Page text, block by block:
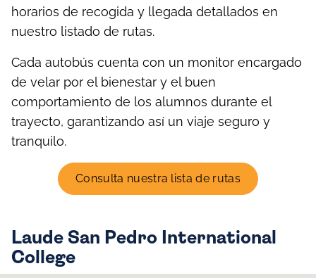
horarios de recogida y llegada detallados en
nuestro listado de rutas.
Cada autobús cuenta con un monitor encargado
de velar por el bienestar y el buen
comportamiento de los alumnos durante el
trayecto, garantizando así un viaje seguro y
tranquilo.
Consulta nuestra lista de rutas
Laude San Pedro International
College